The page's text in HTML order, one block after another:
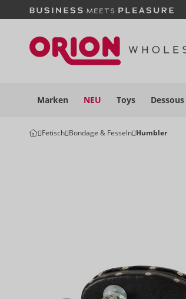
Marken NEU Toys Dessous
Fetisch Bondage & Fesseln Humbler